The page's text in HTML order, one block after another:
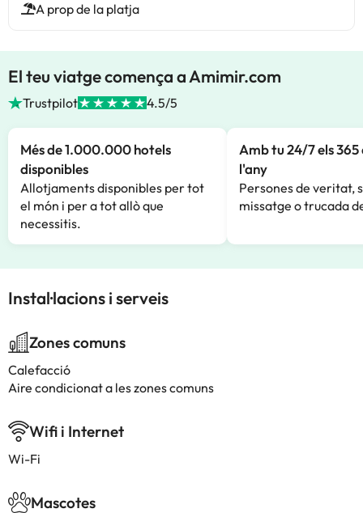
A prop de la platja
El teu viatge comença a Amimir.com
Trustpilot 4.5/5
Més de 1.000.000 hotels
disponibles
Allotjaments disponibles per tot
el món i per a tot allò que
necessitis.
Amb tu 24/7 els 365
l'any
Persones de veritat,
missatge o trucada
Instal·lacions i serveis
Zones comuns
Calefacció
Aire condicionat a les zones comuns
Wifi i Internet
Wi-Fi
Mascotes